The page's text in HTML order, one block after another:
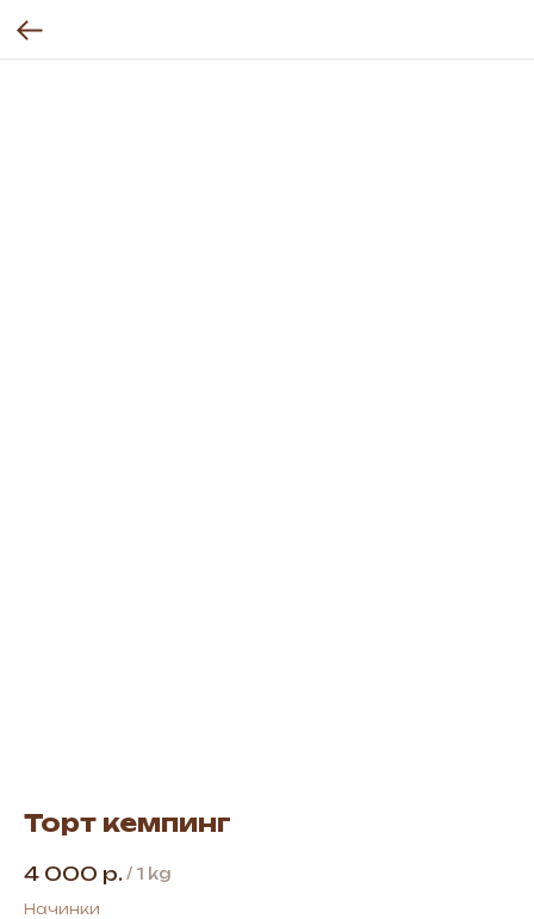
Торт кемпинг
4 000 р. / 1 kg
Начинки